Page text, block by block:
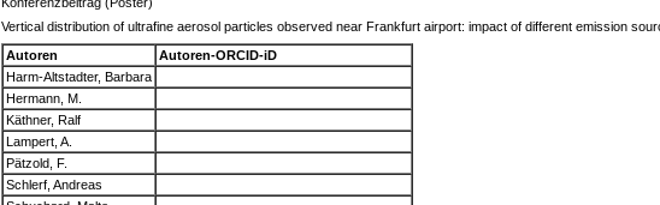
Vertical distribution of ultrafine aerosol particles observed near Frankfurt airport: impact of different emission
Autoren
Autoren-ORCID-iD
Harm-Altstadter, Barbara
Hermann, M.
Käthner, Ralf
Lampert, A.
Pätzold, F.
Schlerf, Andreas